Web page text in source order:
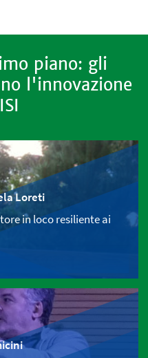
piano: gli
l'innovazione
Loreti
in loco resiliente ai